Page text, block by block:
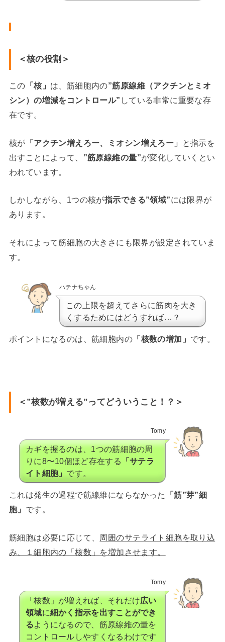
＜核の役割＞
この 「核」 は、筋細胞内の”筋原線維（アクチンとミオ
シン）の増減をコントロール” している非常に重要な存
在です。
核が 「アクチン増えろー、ミオシン増えろー」
と指示を
出すことによって、 ”筋原線維の量”が変化していくとい
われています。
しかしながら、1つの核が指示できる”領域”には限界が
あります。
それによって筋細胞の大きさにも限界が設定されていま
す。
ハテナちゃん
この上限を超えてさらに筋肉を大き
くするためにはどうすれば…？
ポイントになるのは、筋細胞内の 「核数の増加」 です。
＜”核数が増える”ってどういうこと！？＞
Tomy
カギを握るのは、1つの筋細胞の周
りに8〜10個ほど存在する
「サテラ
イト細胞」 です。
これは発生の過程で筋線維にならなかった
「筋”芽”細
胞」 です。
筋細胞は必要に応じて、 周囲のサテライト細胞を取り込
み、１細胞内の「核数」を増加させます。
Tomy
「核数」が増えれば、それだけ広い
領域に細かく指示を出すことができ
るようになるので、筋原線維の量を
コントロールしやすくなるわけです